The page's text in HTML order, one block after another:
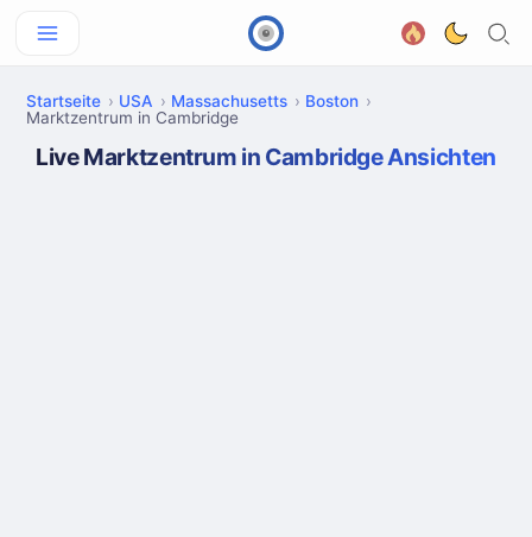
Startseite USA Massachusetts
Boston
Marktzentrum in Cambridge
Live Marktzentrum in Cambridge Ansichten